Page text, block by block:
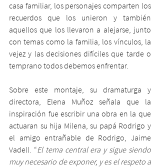
casa familiar, los personajes comparten los
recuerdos que los unieron y también
aquellos que los llevaron a alejarse, junto
con temas como la familia, los vínculos, la
vejez y las decisiones difíciles que tarde o
temprano todos debemos enfrentar.
Sobre este montaje, su dramaturga y
directora, Elena Muñoz señala que la
inspiración fue escribir una obra en la que
actuaran su hija Milena, su papá Rodrigo y
el amigo entrañable de Rodrigo, Jaime
Vadell. “El tema central era y sigue siendo
muy necesario de exponer, y es el respeto a